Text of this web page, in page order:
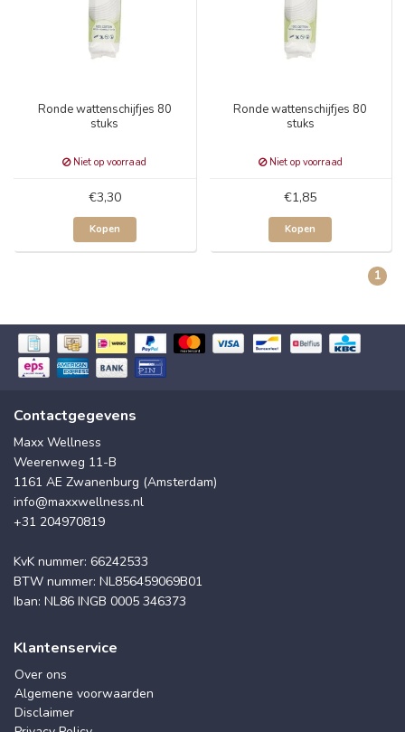
Ronde wattenschijfjes 80
stuks
Niet op voorraad
€3,30
Kopen
Ronde wattenschijfjes 80
stuks
Niet op voorraad
€1,85
Kopen
1
Contactgegevens
Maxx Wellness
Weerenweg 11-B
1161 AE Zwanenburg (Amsterdam)
info@maxxwellness.nl
+31 204970819
KvK nummer: 66242533
BTW nummer: NL856459069B01
Iban: NL86 INGB 0005 346373
Klantenservice
Over ons
Algemene voorwaarden
Disclaimer